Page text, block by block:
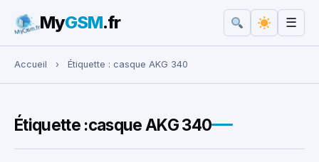
Rechercher :
MyGSM.fr ☰
Accueil › Étiquette : casque AKG 340
Étiquette :casque AKG 340